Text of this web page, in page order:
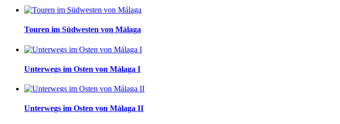
Touren im Südwesten von Málaga
Unterwegs im Osten von Málaga I
Unterwegs im Osten von Málaga II